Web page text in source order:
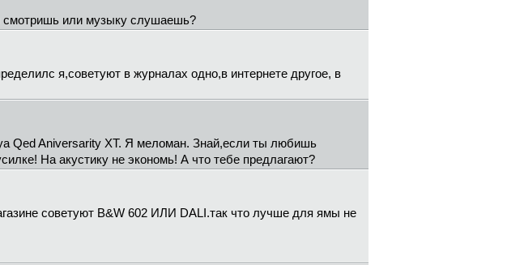
или музыку слушаешь?
я,советуют в журналах одно,в интернете другое, в
Qed Aniversarity XT. Я меломан. Знай,если ты любишь
На акустику не экономь! А что тебе предлагают?
советуют B&W 602 ИЛИ DALI.так что лучше для ямы не